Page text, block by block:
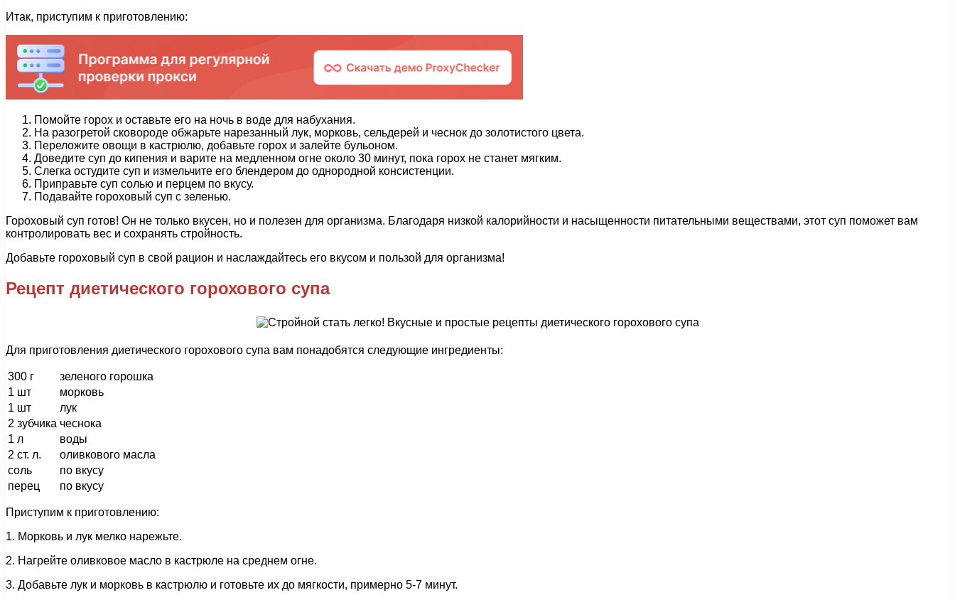
Итак, приступим к приготовлению:
Помойте горох и оставьте его на ночь в воде для набухания.
На разогретой сковороде обжарьте нарезанный лук, морковь, сельдерей и чеснок до золотистого цвета.
Переложите овощи в кастрюлю, добавьте горох и залейте бульоном.
Доведите суп до кипения и варите на медленном огне около 30 минут, пока горох не станет мягким.
Слегка остудите суп и измельчите его блендером до однородной консистенции.
Приправьте суп солью и перцем по вкусу.
Подавайте гороховый суп с зеленью.
Гороховый суп готов! Он не только вкусен, но и полезен для организма. Благодаря низкой калорийности и насыщенности питательными веществами, этот суп поможет вам
контролировать вес и сохранять стройность.
Добавьте гороховый суп в свой рацион и наслаждайтесь его вкусом и пользой для организма!
Рецепт диетического горохового супа
Для приготовления диетического горохового супа вам понадобятся следующие ингредиенты:
300 г
зеленого горошка
1 шт
морковь
1 шт
лук
2 зубчика чеснока
1 л
воды
2 ст. л.
оливкового масла
соль
по вкусу
перец
по вкусу
Приступим к приготовлению:
1. Морковь и лук мелко нарежьте.
2. Нагрейте оливковое масло в кастрюле на среднем огне.
3. Добавьте лук и морковь в кастрюлю и готовьте их до мягкости, примерно 5-7 минут.